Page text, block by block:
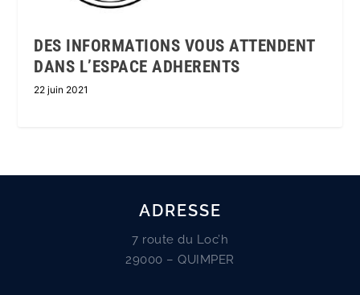
DES INFORMATIONS VOUS ATTENDENT
DANS L’ESPACE ADHERENTS
22 juin 2021
ADRESSE
7 route du Loc’h
29000 – QUIMPER